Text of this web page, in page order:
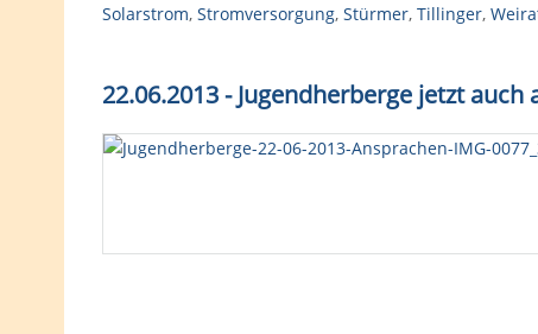
Solarstrom, Stromversorgung, Stürmer, Tillinger,
22.06.2013 - Jugendherberge jetzt